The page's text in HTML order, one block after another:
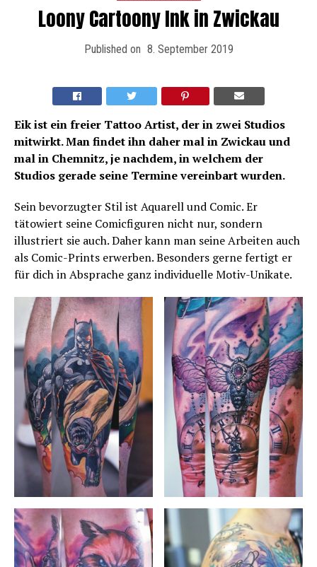
Loony Cartoony Ink in Zwickau
Published on 8. September 2019
Eik ist ein freier Tattoo Artist, der in zwei Studios
mitwirkt. Man findet ihn daher mal in Zwickau und
mal in Chemnitz, je nachdem, in welchem der
Studios gerade seine Termine vereinbart wurden.
Sein bevorzugter Stil ist Aquarell und Comic. Er
tätowiert seine Comicfiguren nicht nur, sondern
illustriert sie auch. Daher kann man seine Arbeiten auch
als Comic-Prints erwerben. Besonders gerne fertigt er
für dich in Absprache ganz individuelle Motiv-Unikate.